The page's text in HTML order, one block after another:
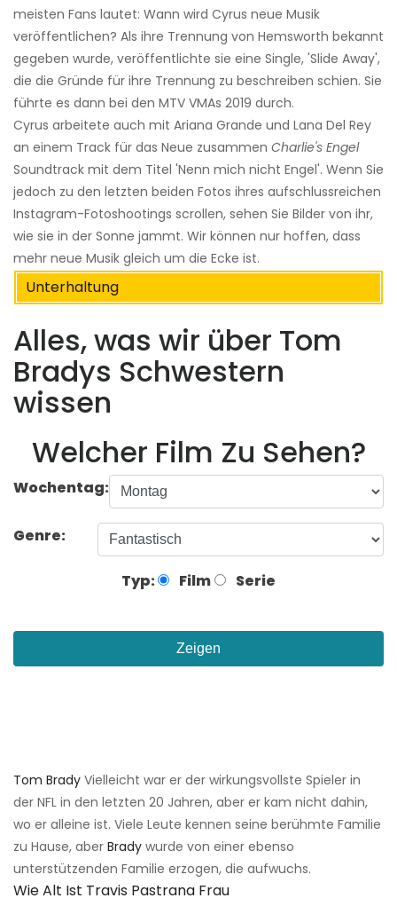
meisten Fans lautet: Wann wird Cyrus neue Musik
veröffentlichen? Als ihre Trennung von Hemsworth bekannt
gegeben wurde, veröffentlichte sie eine Single, 'Slide Away',
die die Gründe für ihre Trennung zu beschreiben schien. Sie
führte es dann bei den MTV VMAs 2019 durch.
Cyrus arbeitete auch mit Ariana Grande und Lana Del Rey
an einem Track für das Neue zusammen Charlie's Engel
Soundtrack mit dem Titel 'Nenn mich nicht Engel'. Wenn Sie
jedoch zu den letzten beiden Fotos ihres aufschlussreichen
Instagram-Fotoshootings scrollen, sehen Sie Bilder von ihr,
wie sie in der Sonne jammt. Wir können nur hoffen, dass
mehr neue Musik gleich um die Ecke ist.
Unterhaltung
Alles, was wir über Tom
Bradys Schwestern
wissen
Welcher Film Zu Sehen?
Wochentag:
Genre:
Typ: Film Serie
Zeigen
Tom Brady Vielleicht war er der wirkungsvollste Spieler in
der NFL in den letzten 20 Jahren, aber er kam nicht dahin,
wo er alleine ist. Viele Leute kennen seine berühmte Familie
zu Hause, aber Brady wurde von einer ebenso
unterstützenden Familie erzogen, die aufwuchs.
Wie Alt Ist Travis Pastrana Frau